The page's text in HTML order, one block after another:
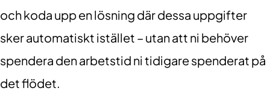
och koda upp en lösning där dessa uppgifter
sker automatiskt istället – utan att ni behöver
spendera den arbetstid ni tidigare spenderat på
det flödet.